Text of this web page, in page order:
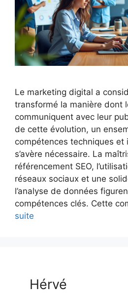
Le marketing digital a
transformé la manière dont
communiquent avec leur
de cette évolution, un
compétences techniques et
s’avère nécessaire. La
référencement SEO,
réseaux sociaux et une
l’analyse de données
compétences clés. Cette
suite
Hérvé